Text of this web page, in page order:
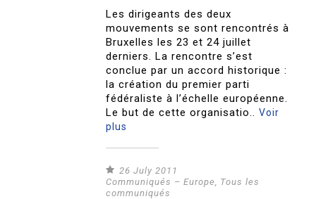
Les dirigeants des deux
mouvements se sont rencontrés à
Bruxelles les 23 et 24 juillet
derniers. La rencontre s’est
conclue par un accord historique :
la création du premier parti
fédéraliste à l’échelle européenne.
Le but de cette organisatio..Voir
plus
26 July 2011
Communiqués – Europe, Tous les
communiqués